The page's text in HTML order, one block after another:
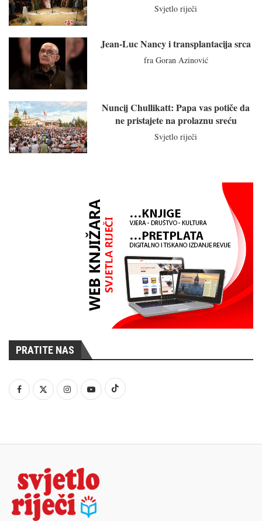
Svjetlo riječi
Jean-Luc Nancy i transplantacija srca
fra Goran Azinović
Nuncij Chullikatt: Papa vas potiče da
ne pristajete na prolaznu sreću
Svjetlo riječi
PRATITE NAS